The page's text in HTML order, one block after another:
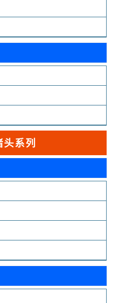
头系列